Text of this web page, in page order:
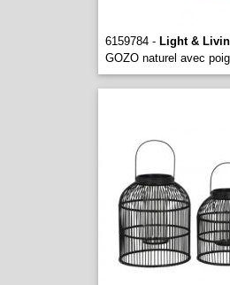
6159784 - Light &
GOZO naturel avec